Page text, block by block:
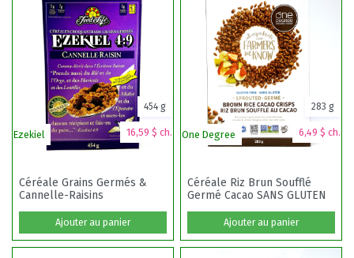
Ezekiel 16,59 $ ch.
454 g
Céréale Grains Germés &
Cannelle-Raisins
Ajouter au panier
One Degree 6,49 $ ch.
283 g
Céréale Riz Brun Soufflé
Germé Cacao SANS GLUTEN
Ajouter au panier